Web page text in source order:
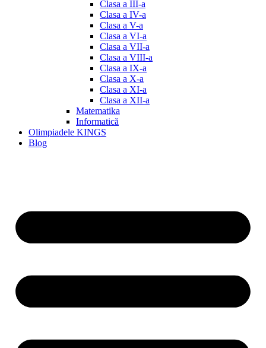
Clasa a III-a
Clasa a IV-a
Clasa a V-a
Clasa a VI-a
Clasa a VII-a
Clasa a VIII-a
Clasa a IX-a
Clasa a X-a
Clasa a XI-a
Clasa a XII-a
Matematika
Informatică
Olimpiadele KINGS
Blog